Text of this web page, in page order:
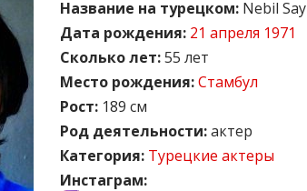
Название на турецком:Nebil
Дата рождения: 21 апреля 1971
Сколько лет:55 лет
Место рождения: Стамбул
Рост:189 см
Род деятельности:актер
Категория: Турецкие актеры
Инстаграм: